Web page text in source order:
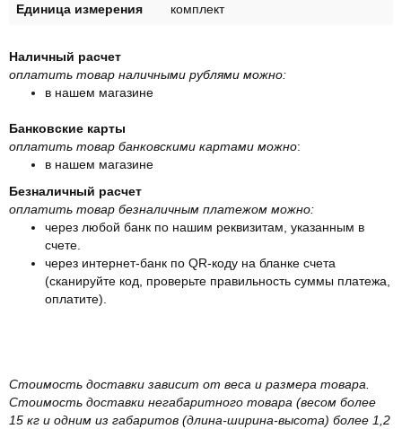
Единица измерения комплект
Наличный расчет
оплатить товар наличными рублями можно:
в нашем магазине
Банковские карты
оплатить товар банковскими картами можно:
в нашем магазине
Безналичный расчет
оплатить товар безналичным платежом можно:
через любой банк по нашим реквизитам, указанным в
счете.
через интернет-банк по QR-коду на бланке счета
(сканируйте код, проверьте правильность суммы платежа,
оплатите).
Стоимость доставки зависит от веса и размера товара.
Стоимость доставки негабаритного товара (весом более
15 кг и одним из габаритов (длина-ширина-высота) более 1,2